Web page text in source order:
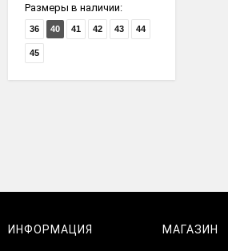
Размеры в наличии:
36 40 41 42 43 44
45
ИНФОРМАЦИЯ МАГАЗИН